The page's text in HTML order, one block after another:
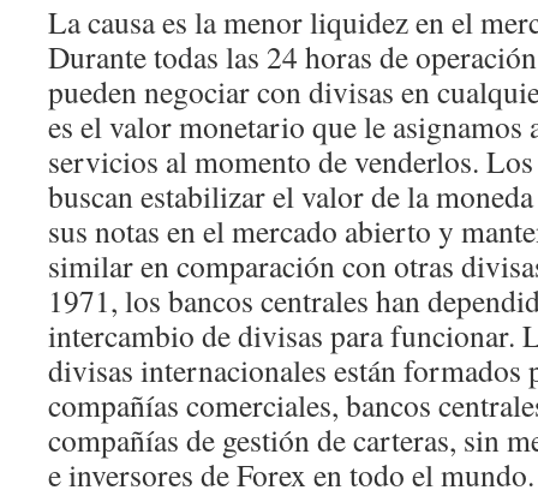
La causa es la menor liquidez en el
Durante todas las 24 horas de
pueden negociar con divisas en
es el valor monetario que le asignamos
servicios al momento de venderlos.
buscan estabilizar el valor de la
sus notas en el mercado abierto y
similar en comparación con otras
1971, los bancos centrales han
intercambio de divisas para funcionar.
divisas internacionales están formados
compañías comerciales, bancos
compañías de gestión de carteras, sin
e inversores de Forex en todo el mundo.